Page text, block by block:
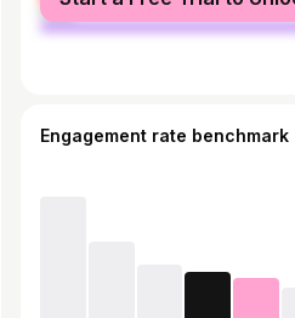
male
Engagement rate benchmark